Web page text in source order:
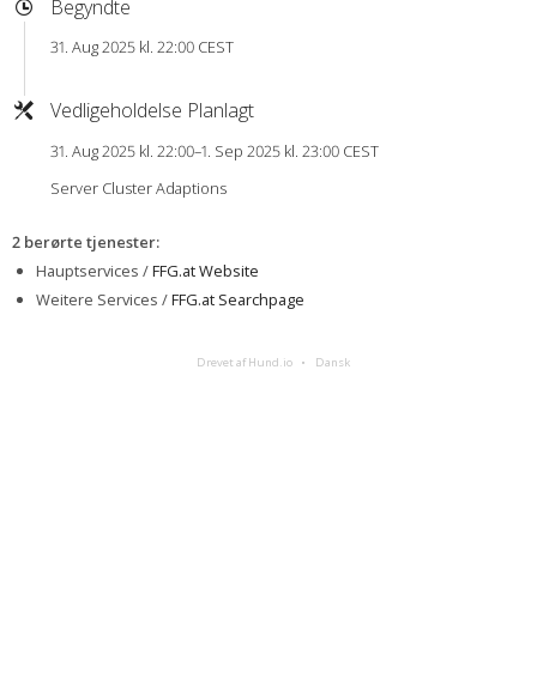
Begyndte
31. Aug 2025 kl. 22:00 CEST
Vedligeholdelse Planlagt
31. Aug 2025 kl. 22:00–1. Sep 2025 kl. 23:00 CEST
Server Cluster Adaptions
2 berørte tjenester:
Hauptservices /FFG.at Website
Weitere Services /FFG.at Searchpage
Drevet af Hund.io Dansk